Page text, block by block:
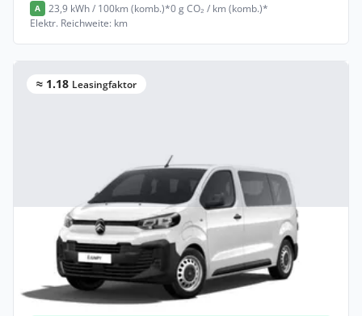
A 23,9 kWh / 100km (komb.)*0 g CO₂ / km (komb.)*
Elektr. Reichweite: km
≈ 1.18 Leasingfaktor
Privat & Gewerbe
Citroën Jumpy Kombi Kombi (Länge M)
Elektro •Automatik •
Neuwagen(konfigurierbar)